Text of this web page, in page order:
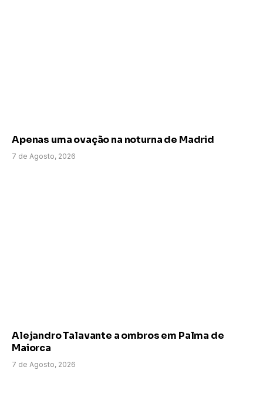
Apenas uma ovação na noturna de Madrid
7 de Agosto, 2026
Alejandro Talavante a ombros em Palma de
Maiorca
7 de Agosto, 2026